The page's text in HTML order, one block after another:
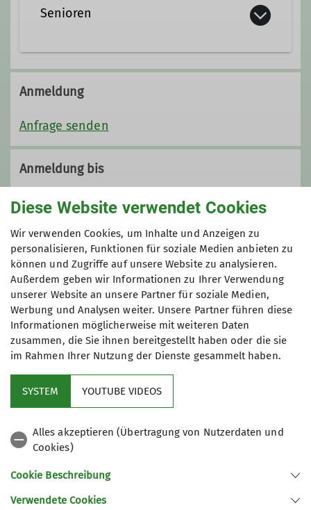
Senioren
Anmeldung
Anfrage senden
Anmeldung bis
20.01.2026
Maximale Teilnehmeranzahl
12
Diese Website verwendet Cookies
Wir verwenden Cookies, um Inhalte und Anzeigen zu
personalisieren, Funktionen für soziale Medien anbieten zu
können und Zugriffe auf unsere Website zu analysieren.
Außerdem geben wir Informationen zu Ihrer Verwendung
unserer Website an unsere Partner für soziale Medien,
Werbung und Analysen weiter. Unsere Partner führen diese
Informationen möglicherweise mit weiteren Daten
zusammen, die Sie ihnen bereitgestellt haben oder die sie
im Rahmen Ihrer Nutzung der Dienste gesammelt haben.
SYSTEM YOUTUBE VIDEOS
Alles akzeptieren (Übertragung von Nutzerdaten und
Cookies)
Cookie Beschreibung
Verwendete Cookies